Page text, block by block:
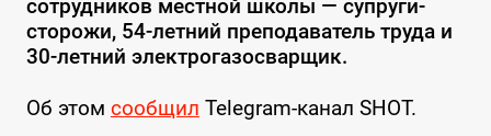
сотрудников местной школы — супруги-
сторожи, 54-летний преподаватель труда и
30-летний электрогазосварщик.
Об этом сообщил Telegram-канал SHOT.